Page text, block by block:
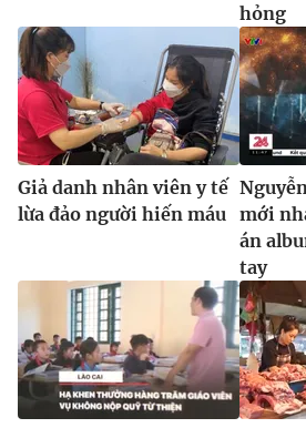
hỏng
Giả danh nhân viên y tế
lừa đảo người hiến máu
mới
án
tay